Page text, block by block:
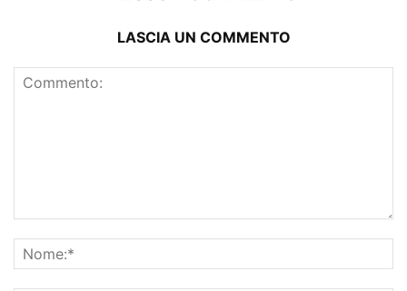
LASCIA UN COMMENTO